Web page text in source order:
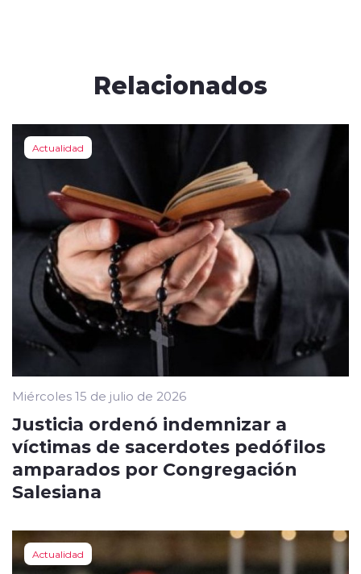
Relacionados
Actualidad
Miércoles 15 de julio de 2026
Justicia ordenó indemnizar a
víctimas de sacerdotes pedófilos
amparados por Congregación
Salesiana
Actualidad